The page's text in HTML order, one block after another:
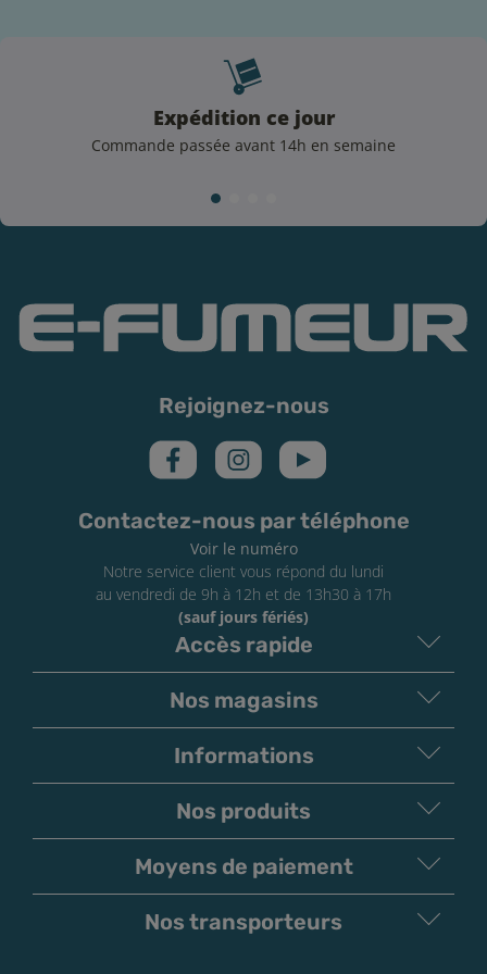
Côté configuration, l’idéal est d’opter pour une
résistance relativement élevée, autour de 1 ohm ou
plus, associée à une puissance modérée, généralement
située aux environs de 10 à 15 watts.
vapoteurs utilisant des e-liquides fortement
nicotinés (+ de 5 mg/mL).
Du fait d'une assimilation rapide de la nicotine, nous
vous conseillons dans un premier temps de tester
ce type de e-liquide en ne prenant que quelques
résultat ressenti. Ce test vous permettra d'adapter
par la suite votre consommation et vos inhalations
au fur et à mesure.
Ne pas utiliser avec du matériel non compatible.
Expédition ce jour
Commande passée avant 14h en semaine
Rejoignez-nous
Contactez-nous par téléphone
Voir le numéro
Notre service client vous répond du lundi
au vendredi de 9h à 12h et de 13h30 à 17h
(sauf jours fériés)
Accès rapide
Nos magasins
Informations
Nos produits
Moyens de paiement
Nos transporteurs